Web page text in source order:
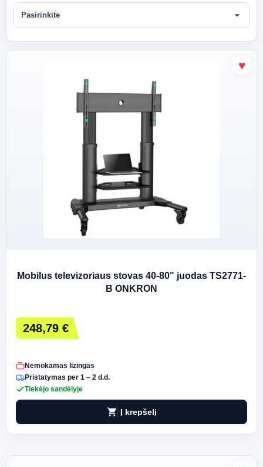
Pasirinkite arrow_drop_down
Mobilus televizoriaus stovas 40-80" juodas TS2771-
B ONKRON
248,79 €
Nemokamas lizingas
Pristatymas per 1 – 2 d.d.
Tiekėjo sandėlyje
shopping_cart Į krepšelį